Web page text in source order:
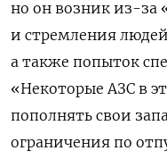
но он возник из-за
и стремления
а также попыток
«Некоторые АЗС в
пополнять свои
ограничения по